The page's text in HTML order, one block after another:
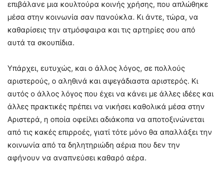
επιβάλανε μια κουλτούρα κοινής χρήσης, που απλώθηκε
μέσα στην κοινωνία σαν πανούκλα. Κι άντε, τώρα, να
καθαρίσεις την ατμόσφαιρα και τις αρτηρίες σου από
αυτά τα σκουπίδια.
Υπάρχει, ευτυχώς, και ο άλλος λόγος, σε πολλούς
αριστερούς, ο αληθινά και αψεγάδιαστα αριστερός. Κι
αυτός ο άλλος λόγος που έχει να κάνει με άλλες ιδέες και
άλλες πρακτικές πρέπει να νικήσει καθολικά μέσα στην
Αριστερά, η οποία οφείλει αδιάκοπα να αποτοξινώνεται
από τις κακές επιρροές, γιατί τότε μόνο θα απαλλάξει την
κοινωνία από τα δηλητηριώδη αέρια που δεν την
αφήνουν να αναπνεύσει καθαρό αέρα.